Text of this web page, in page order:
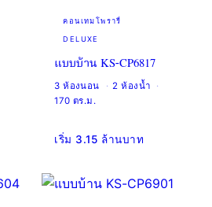
คอนเทมโพรารี่
DELUXE
แบบบ้าน KS-CP6817
3 ห้องนอน
2 ห้องน้ำ
170 ตร.ม.
เริ่ม 3.15 ล้านบาท